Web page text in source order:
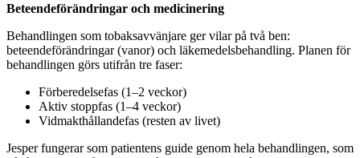
Beteendeförändringar och medicinering
Behandlingen som tobaksavvänjare ger vilar på två ben:
beteendeförändringar (vanor) och läkemedelsbehandling. Planen för
behandlingen görs utifrån tre faser:
Förberedelsefas (1–2 veckor)
Aktiv stoppfas (1–4 veckor)
Vidmakthållandefas (resten av livet)
Jesper fungerar som patientens guide genom hela behandlingen, som